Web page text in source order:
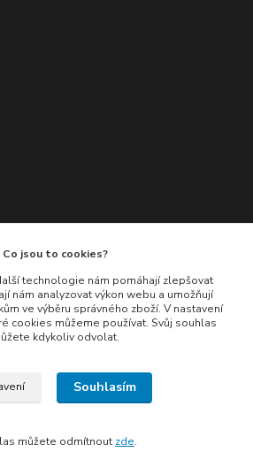
Co jsou to cookies?
technologie nám pomáhají zlepšovat
nám analyzovat výkon webu a umožňují
ve výběru správného zboží. V nastavení
cookies můžeme používat. Svůj souhlas
kdykoliv odvolat.
Souhlasím
můžete odmítnout zde.